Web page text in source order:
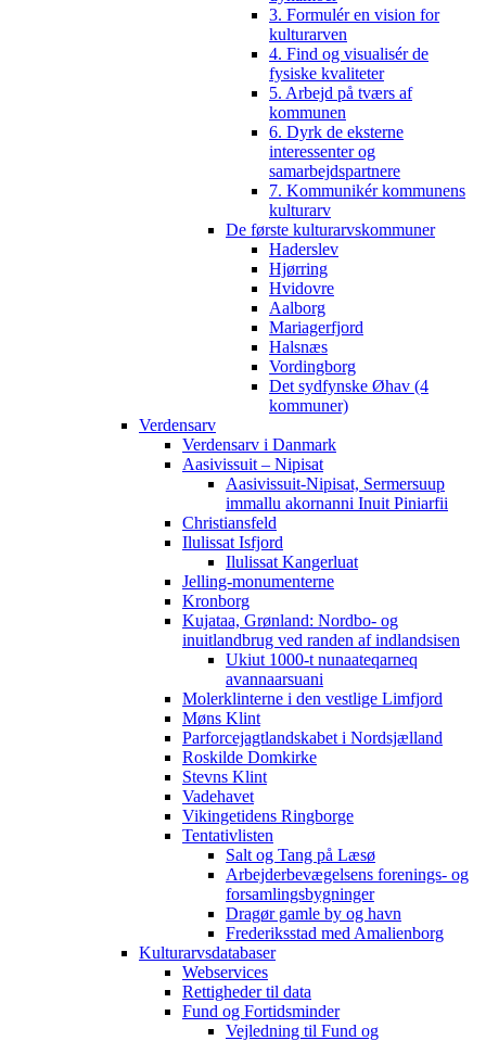
3. Formulér en vision for
kulturarven
4. Find og visualisér de
fysiske kvaliteter
5. Arbejd på tværs af
kommunen
6. Dyrk de eksterne
interessenter og
samarbejdspartnere
7. Kommunikér kommunens
kulturarv
De første kulturarvskommuner
Haderslev
Hjørring
Hvidovre
Aalborg
Mariagerfjord
Halsnæs
Vordingborg
Det sydfynske Øhav (4
kommuner)
Verdensarv
Verdensarv i Danmark
Aasivissuit – Nipisat
Aasivissuit-Nipisat, Sermersuup
immallu akornanni Inuit Piniarfii
Christiansfeld
Ilulissat Isfjord
Ilulissat Kangerluat
Jelling-monumenterne
Kronborg
Kujataa, Grønland: Nordbo- og
inuitlandbrug ved randen af indlandsisen
Ukiut 1000-t nunaateqarneq
avannaarsuani
Molerklinterne i den vestlige Limfjord
Møns Klint
Parforcejagtlandskabet i Nordsjælland
Roskilde Domkirke
Stevns Klint
Vadehavet
Vikingetidens Ringborge
Tentativlisten
Salt og Tang på Læsø
Arbejderbevægelsens forenings- og
forsamlingsbygninger
Dragør gamle by og havn
Frederiksstad med Amalienborg
Kulturarvsdatabaser
Webservices
Rettigheder til data
Fund og Fortidsminder
Vejledning til Fund og